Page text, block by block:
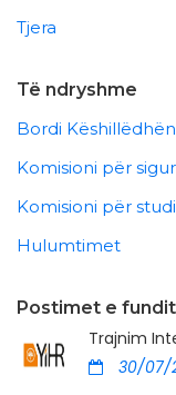
Tjera
Të ndryshme
Bordi
Komisioni për
Komisioni për
Hulumtimet
Postimet e fundit
Trajnim
30/07/